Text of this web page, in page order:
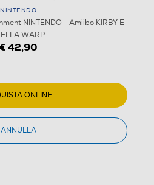
E STELLA WARP
Confronta
NINTENDO
NINTENDO - Amiibo KIRBY E
WARP
€ 42,90
ONLINE
ANNULLA